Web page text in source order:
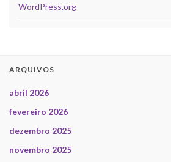
WordPress.org
ARQUIVOS
abril 2026
fevereiro 2026
dezembro 2025
novembro 2025